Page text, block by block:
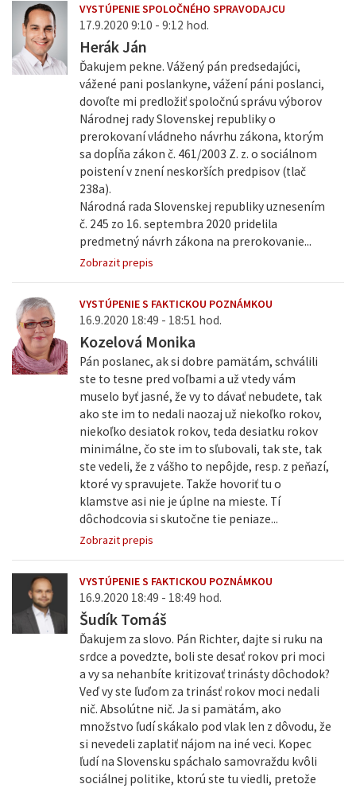
VYSTÚPENIE SPOLOČNÉHO SPRAVODAJCU
17.9.2020 9:10 - 9:12 hod.
Herák Ján
Ďakujem pekne. Vážený pán predsedajúci,
vážené pani poslankyne, vážení páni poslanci,
dovoľte mi predložiť spoločnú správu výborov
Národnej rady Slovenskej republiky o
prerokovaní vládneho návrhu zákona, ktorým
sa dopĺňa zákon č. 461/2003 Z. z. o sociálnom
poistení v znení neskorších predpisov (tlač
238a).
Národná rada Slovenskej republiky uznesením
č. 245 zo 16. septembra 2020 pridelila
predmetný návrh zákona na prerokovanie...
Zobrazit prepis
VYSTÚPENIE S FAKTICKOU POZNÁMKOU
16.9.2020 18:49 - 18:51 hod.
Kozelová Monika
Pán poslanec, ak si dobre pamätám, schválili
ste to tesne pred voľbami a už vtedy vám
muselo byť jasné, že vy to dávať nebudete, tak
ako ste im to nedali naozaj už niekoľko rokov,
niekoľko desiatok rokov, teda desiatku rokov
minimálne, čo ste im to sľubovali, tak ste, tak
ste vedeli, že z vášho to nepôjde, resp. z peňazí,
ktoré vy spravujete. Takže hovoriť tu o
klamstve asi nie je úplne na mieste. Tí
dôchodcovia si skutočne tie peniaze...
Zobrazit prepis
VYSTÚPENIE S FAKTICKOU POZNÁMKOU
16.9.2020 18:49 - 18:49 hod.
Šudík Tomáš
Ďakujem za slovo. Pán Richter, dajte si ruku na
srdce a povedzte, boli ste desať rokov pri moci
a vy sa nehanbíte kritizovať trinásty dôchodok?
Veď vy ste ľuďom za trinásť rokov moci nedali
nič. Absolútne nič. Ja si pamätám, ako
množstvo ľudí skákalo pod vlak len z dôvodu, že
si nevedeli zaplatiť nájom na iné veci. Kopec
ľudí na Slovensku spáchalo samovraždu kvôli
sociálnej politike, ktorú ste tu viedli, pretože